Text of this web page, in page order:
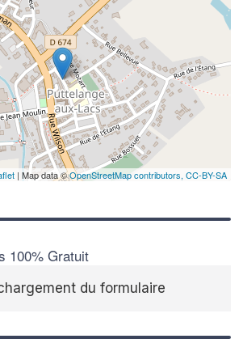
| Map data ©OpenStreetMap contributors, CC-BY-SA
100% Gratuit
du formulaire